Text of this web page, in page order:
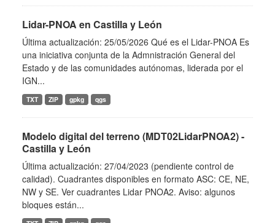
Lidar-PNOA en Castilla y León
Última actualización: 25/05/2026 Qué es el Lidar-PNOA Es
una iniciativa conjunta de la Admnistración General del
Estado y de las comunidades autónomas, liderada por el
IGN...
TXT ZIP gpkg qgs
Modelo digital del terreno (MDT02LidarPNOA2) -
Castilla y León
Última actualización: 27/04/2023 (pendiente control de
calidad). Cuadrantes disponibles en formato ASC: CE, NE,
NW y SE. Ver cuadrantes Lidar PNOA2. Aviso: algunos
bloques están...